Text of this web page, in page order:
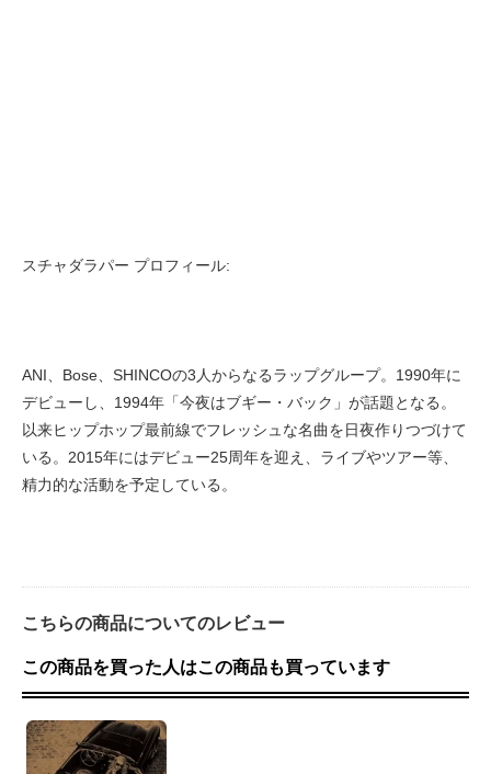
スチャダラパー プロフィール:
ANI、Bose、SHINCOの3人からなるラップグループ。1990年に
デビューし、1994年「今夜はブギー・バック」が話題となる。
以来ヒップホップ最前線でフレッシュな名曲を日夜作りつづけて
いる。2015年にはデビュー25周年を迎え、ライブやツアー等、
精力的な活動を予定している。
こちらの商品についてのレビュー
この商品を買った人はこの商品も買っています